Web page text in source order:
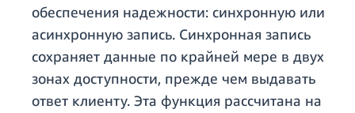
обеспечения надежности: синхронную или
асинхронную запись. Синхронная запись
сохраняет данные по крайней мере в двух
зонах доступности, прежде чем выдавать
ответ клиенту. Эта функция рассчитана на